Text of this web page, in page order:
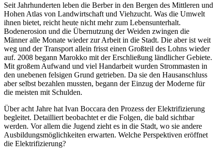
Seit Jahrhunderten leben die Berber in den Bergen des Mittleren und
Hohen Atlas von Landwirtschaft und Viehzucht. Was die Umwelt
ihnen bietet, reicht heute nicht mehr zum Lebensunterhalt.
Bodenerosion und die Übernutzung der Weiden zwingen die
Männer alle Monate wieder zur Arbeit in die Stadt. Die aber ist weit
weg und der Transport allein frisst einen Großteil des Lohns wieder
auf. 2008 begann Marokko mit der Erschließung ländlicher Gebiete.
Mit großem Aufwand und viel Handarbeit wurden Strommasten in
den unebenen felsigen Grund getrieben. Da sie den Hausanschluss
aber selbst bezahlen mussten, begann der Einzug der Moderne für
die meisten mit Schulden.
Über acht Jahre hat Ivan Boccara den Prozess der Elektrifizierung
begleitet. Detailliert beobachtet er die Folgen, die bald sichtbar
werden. Vor allem die Jugend zieht es in die Stadt, wo sie andere
Ausbildungsmöglichkeiten erwarten. Welche Perspektiven eröffnet
die Elektrifizierung?